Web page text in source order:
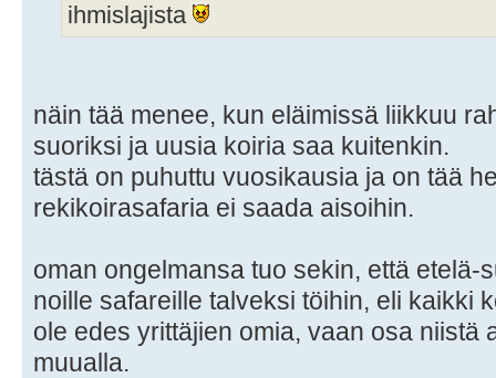
ihmislajista
näin tää menee, kun eläimissä liikkuu
suoriksi ja uusia koiria saa kuitenkin.
tästä on puhuttu vuosikausia ja on tää
rekikoirasafaria ei saada aisoihin.
oman ongelmansa tuo sekin, että etelä-
noille safareille talveksi töihin, eli kaikki
ole edes yrittäjien omia, vaan osa niistä
muualla.